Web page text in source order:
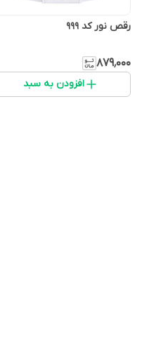
رقص نور کد 999
۸۷۹٬۰۰۰
افزودن به سبد